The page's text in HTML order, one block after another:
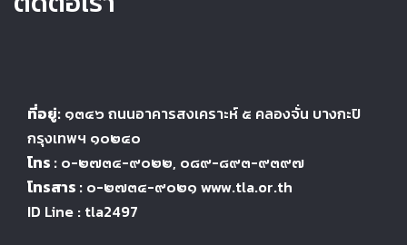
ที่อยู่: ๑๓๔๖ ถนนอาคารสงเคราะห์ ๕ คลองจั่น บางกะปิ
กรุงเทพฯ ๑๐๒๔๐
โทร : ๐-๒๗๓๔-๙๐๒๒, ๐๘๙-๘๙๓-๙๓๙๗
โทรสาร : ๐-๒๗๓๔-๙๐๒๑ www.tla.or.th
ID Line : tla2497